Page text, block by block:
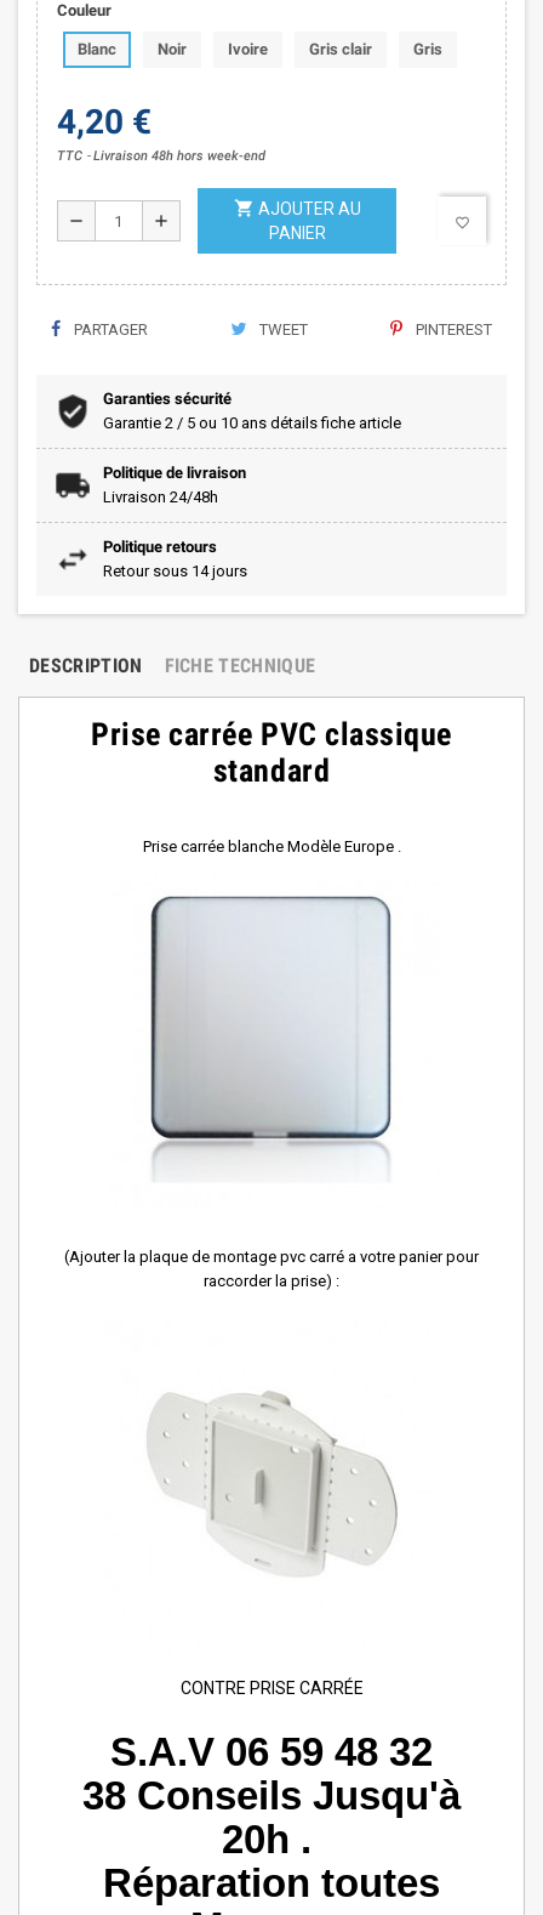
Couleur
Blanc Noir Ivoire Gris clair Gris
4,20 €
TTC Livraison 48h hors week-end
remove add
shopping_cart AJOUTER AU
PANIER
favorite_border
PARTAGER TWEET PINTEREST
Garanties sécurité
Garantie 2 / 5 ou 10 ans détails fiche article
Politique de livraison
Livraison 24/48h
Politique retours
Retour sous 14 jours
DESCRIPTION FICHE TECHNIQUE
Prise carrée PVC classique
standard
Prise carrée blanche Modèle Europe .
(Ajouter la plaque de montage pvc carré a votre panier pour
raccorder la prise) :
CONTRE PRISE CARRÉE
S.A.V 06 59 48 32
38 Conseils Jusqu'à
20h .
Réparation toutes